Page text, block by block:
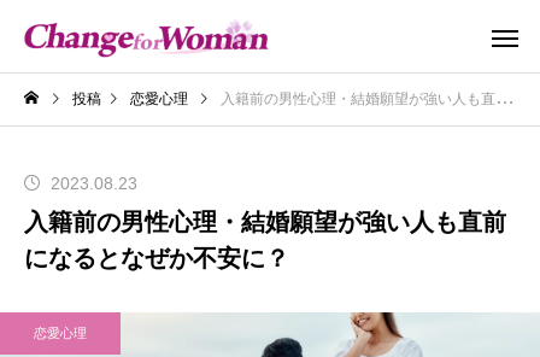
投稿 恋愛心理 入籍前の男性心理・結婚願望が強い人も直前になるとなぜか不安に？
2023.08.23
入籍前の男性心理・結婚願望が強い人も直前
になるとなぜか不安に？
恋愛心理